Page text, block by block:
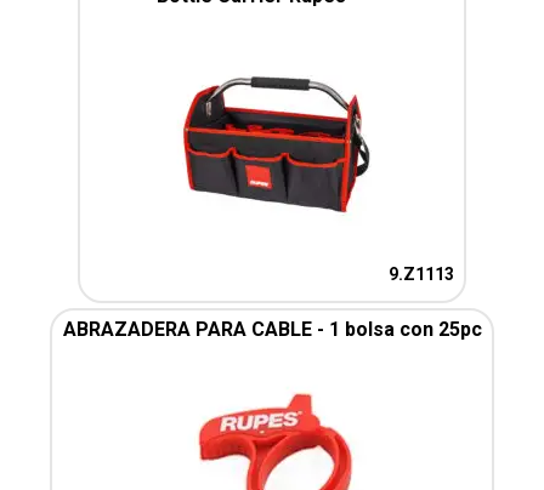
9.Z1113
ABRAZADERA PARA CABLE - 1 bolsa con 25pc